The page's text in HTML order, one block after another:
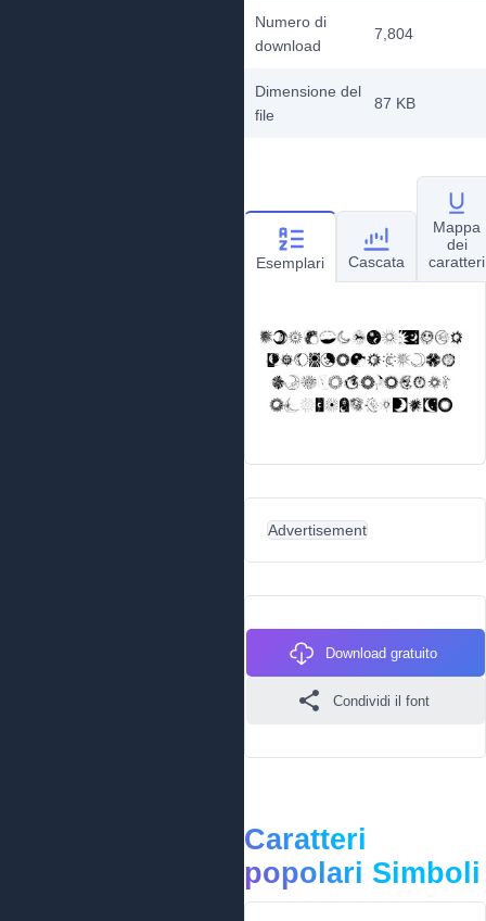
Numero di
download
7,804
Dimensione del
file
87 KB
Esemplari Cascata
Mappa
dei
caratteri
Advertisement
Download gratuito
Condividi il font
Caratteri
popolari Simboli